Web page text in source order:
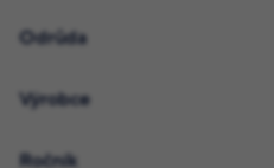
Odrůda
Výrobce
Ročník